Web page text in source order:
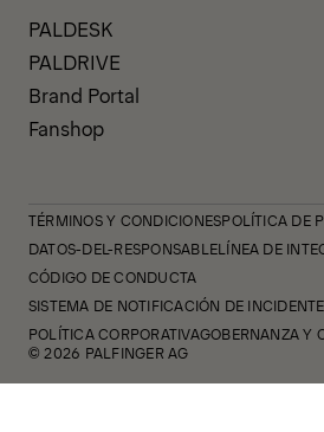
PALDESK
PALDRIVE
Brand Portal
Fanshop
TÉRMINOS Y CONDICIONESPOLÍTICA DE
DATOS-DEL-RESPONSABLELÍNEA DE
CÓDIGO DE CONDUCTA
SISTEMA DE NOTIFICACIÓN DE
POLÍTICA CORPORATIVAGOBERNANZA Y
© 2026 PALFINGER AG